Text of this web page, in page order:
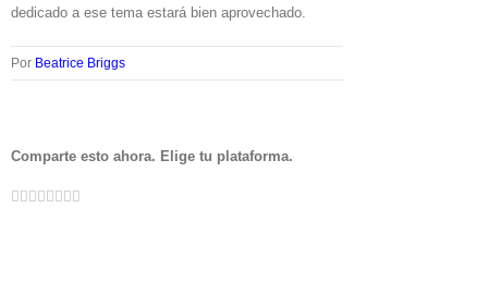
dedicado a ese tema estará bien aprovechado.
Por Beatrice Briggs
Comparte esto ahora. Elige tu plataforma.
Facebook
Twitter
LinkedIn
Reddit
Google+
Tumblr
Pinterest
Vk